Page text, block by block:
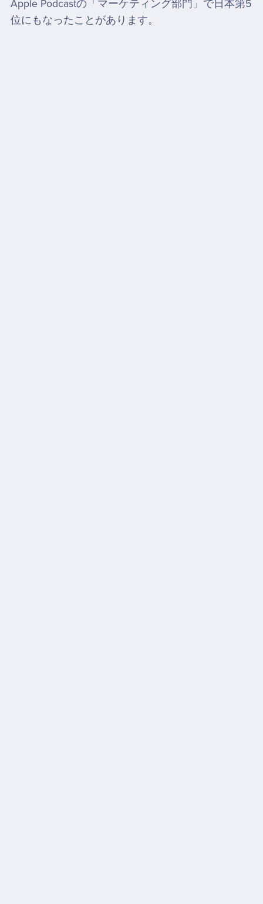
Apple Podcastの「マーケティング部門」で日本第5
位にもなったことがあります。